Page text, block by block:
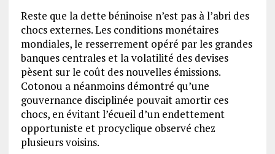
Reste que la dette béninoise n’est pas à l’abri des
chocs externes. Les conditions monétaires
mondiales, le resserrement opéré par les grandes
banques centrales et la volatilité des devises
pèsent sur le coût des nouvelles émissions.
Cotonou a néanmoins démontré qu’une
gouvernance disciplinée pouvait amortir ces
chocs, en évitant l’écueil d’un endettement
opportuniste et procyclique observé chez
plusieurs voisins.